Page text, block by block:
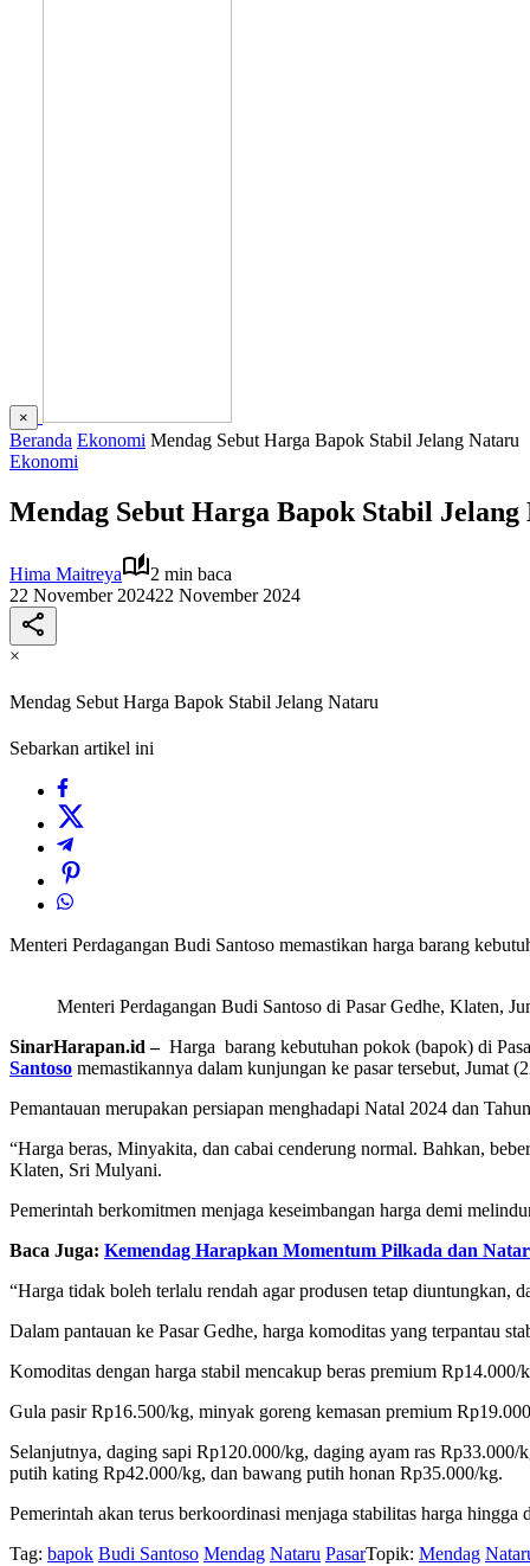
×
Beranda Ekonomi Mendag Sebut Harga Bapok Stabil Jelang Nataru
Ekonomi
Mendag Sebut Harga Bapok Stabil Jelang
Hima Maitreya
2 min baca
22 November 202422 November 2024
×
Mendag Sebut Harga Bapok Stabil Jelang Nataru
Sebarkan artikel ini
Menteri Perdagangan Budi Santoso memastikan harga barang
Menteri Perdagangan Budi Santoso di Pasar Gedhe, Klaten,
SinarHarapan.id –Harga barang kebutuhan pokok (bapok) di
Santoso memastikannya dalam kunjungan ke pasar tersebut, Jumat
Pemantauan merupakan persiapan menghadapi Natal 2024 dan
“Harga beras, Minyakita, dan cabai cenderung normal. Bahkan,
Klaten, Sri Mulyani.
Pemerintah berkomitmen menjaga keseimbangan harga demi
Baca Juga: Kemendag Harapkan Momentum Pilkada dan
“Harga tidak boleh terlalu rendah agar produsen tetap diuntungkan,
Dalam pantauan ke Pasar Gedhe, harga komoditas yang terpantau
Komoditas dengan harga stabil mencakup beras premium
Gula pasir Rp16.500/kg, minyak goreng kemasan premium
Selanjutnya, daging sapi Rp120.000/kg, daging ayam ras
putih kating Rp42.000/kg, dan bawang putih honan Rp35.000/kg.
Pemerintah akan terus berkoordinasi menjaga stabilitas harga hingga
Tag: bapok Budi Santoso Mendag Nataru PasarTopik: Mendag